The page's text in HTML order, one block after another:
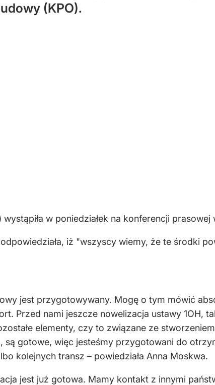
(KPO).
w poniedziałek na konferencji prasowej
iż "wszyscy wiemy, że te środki
jest przygotowywany. Mogę o tym mówić
Przed nami jeszcze nowelizacja ustawy 1OH,
elementy, czy to związane ze
gotowe, więc jesteśmy przygotowani do
kolejnych transz – powiedziała Anna Moskwa.
jest już gotowa. Mamy kontakt z innymi